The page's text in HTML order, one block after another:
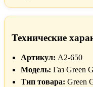
Технические
Артикул: A2-650
Модель: Газ Green
Тип товара: Green